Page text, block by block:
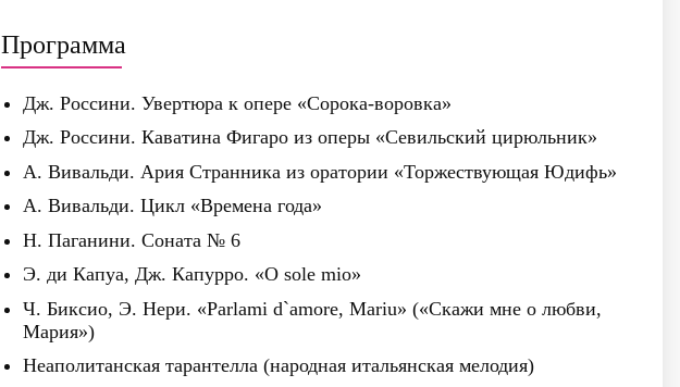
Программа
Дж. Россини. Увертюра к опере «Сорока-воровка»
Дж. Россини. Каватина Фигаро из оперы «Севильский цирюльник»
А. Вивальди. Ария Странника из оратории «Торжествующая Юдифь»
А. Вивальди. Цикл «Времена года»
Н. Паганини. Соната № 6
Э. ди Капуа, Дж. Капурро. «О sole mio»
Ч. Биксио, Э. Нери. «Parlami d`amore, Mariu» («Скажи мне о любви,
Мария»)
Неаполитанская тарантелла (народная итальянская мелодия)